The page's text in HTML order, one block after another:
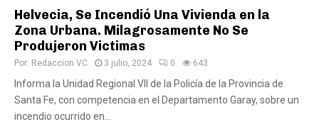
Helvecia, Se Incendió Una Vivienda en la
Zona Urbana. Milagrosamente No Se
Produjeron Victimas
Por: Redaccion VC 3 julio, 2024 0 643
Informa la Unidad Regional VII de la Policía de la Provincia de
Santa Fe, con competencia en el Departamento Garay, sobre un
incendio ocurrido en...